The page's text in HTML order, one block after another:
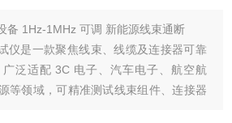
备 1Hz-1MHz 可调 新能源线束通断
仪是一款聚焦线束、线缆及连接器可靠
泛适配 3C 电子、汽车电子、航空航
等领域，可精准测试线束组件、连接器